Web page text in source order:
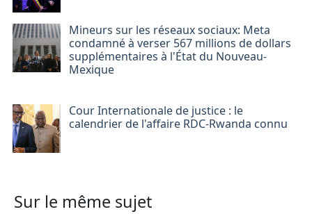
Mineurs sur les réseaux sociaux: Meta
condamné à verser 567 millions de dollars
supplémentaires à l'État du Nouveau-
Mexique
Cour Internationale de justice : le
calendrier de l'affaire RDC-Rwanda connu
Sur le même sujet